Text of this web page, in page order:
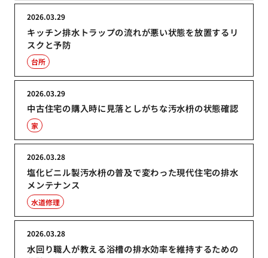
キッチン排水トラップの流れが悪い状態を放置するリ
スクと予防
2026.03.29
台所
中古住宅の購入時に見落としがちな汚水枡の状態確認
2026.03.29
家
塩化ビニル製汚水枡の普及で変わった現代住宅の排水
メンテナンス
2026.03.28
水道修理
水回り職人が教える浴槽の排水効率を維持するための
2026.03.28